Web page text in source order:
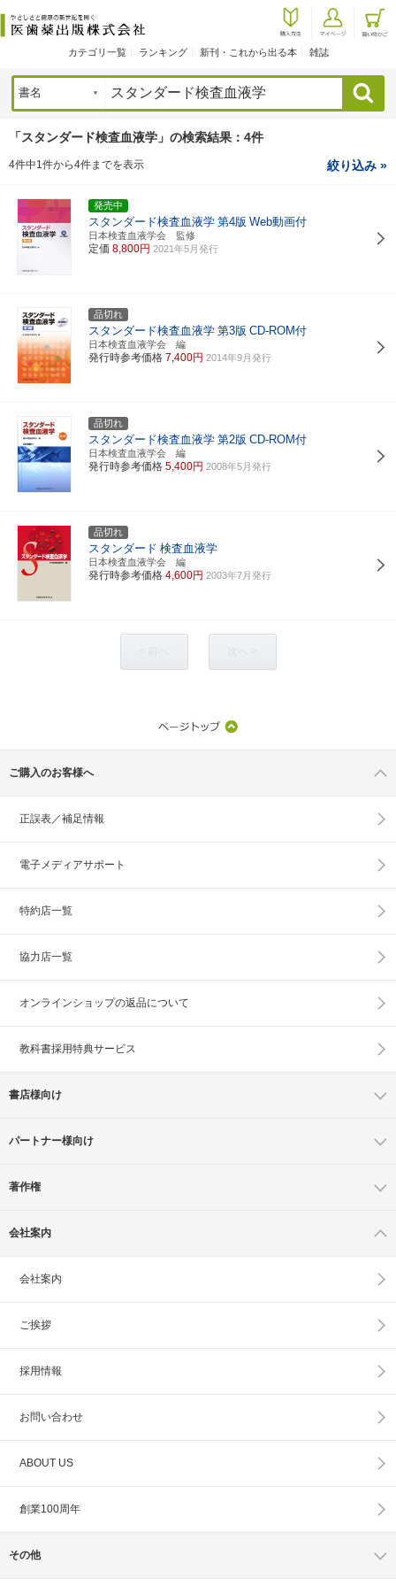
カテゴリ一覧 ランキング 新刊・これから出る本 雑誌
検索
「スタンダード検査血液学」の検索結果：4件
4件中1件から4件までを表示 絞り込み »
発売中
スタンダード検査血液学 第4版 Web動画付
日本検査血液学会 監修
定価 8,800円 2021年5月発行
品切れ
スタンダード検査血液学 第3版 CD-ROM付
日本検査血液学会 編
発行時参考価格 7,400円 2014年9月発行
品切れ
スタンダード検査血液学 第2版 CD-ROM付
日本検査血液学会 編
発行時参考価格 5,400円 2008年5月発行
品切れ
スタンダード 検査血液学
日本検査血液学会 編
発行時参考価格 4,600円 2003年7月発行
ご購入のお客様へ
正誤表／補足情報
電子メディアサポート
特約店一覧
協力店一覧
オンラインショップの返品について
教科書採用特典サービス
書店様向け
パートナー様向け
著作権
会社案内
会社案内
ご挨拶
採用情報
お問い合わせ
ABOUT US
創業100周年
その他